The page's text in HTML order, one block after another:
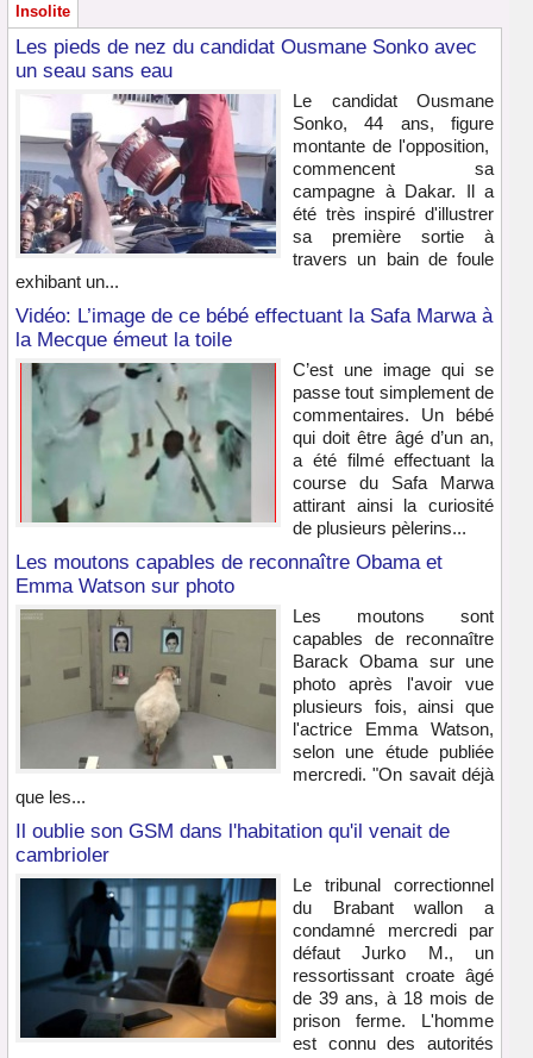
Insolite
Les pieds de nez du candidat Ousmane Sonko avec
un seau sans eau
Le candidat Ousmane
Sonko, 44 ans, figure
montante de l'opposition,
commencent sa
campagne à Dakar. Il a
été très inspiré d'illustrer
sa première sortie à
travers un bain de foule
exhibant un...
Vidéo: L’image de ce bébé effectuant la Safa Marwa à
la Mecque émeut la toile
C’est une image qui se
passe tout simplement de
commentaires. Un bébé
qui doit être âgé d’un an,
a été filmé effectuant la
course du Safa Marwa
attirant ainsi la curiosité
de plusieurs pèlerins...
Les moutons capables de reconnaître Obama et
Emma Watson sur photo
Les moutons sont
capables de reconnaître
Barack Obama sur une
photo après l'avoir vue
plusieurs fois, ainsi que
l'actrice Emma Watson,
selon une étude publiée
mercredi. "On savait déjà
que les...
Il oublie son GSM dans l'habitation qu'il venait de
cambrioler
Le tribunal correctionnel
du Brabant wallon a
condamné mercredi par
défaut Jurko M., un
ressortissant croate âgé
de 39 ans, à 18 mois de
prison ferme. L'homme
est connu des autorités